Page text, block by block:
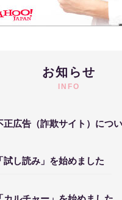
お知らせ
INFO
正広告（詐欺サイト）につ
試し読み」を始めました